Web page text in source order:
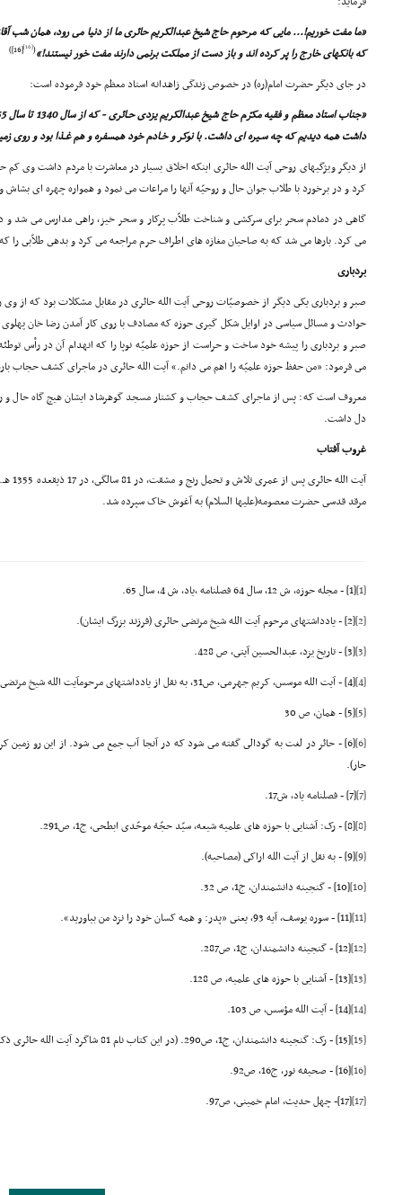
«ما مفت خوریم!... مایى که مرحوم حاج شیخ عبدالکریم حائرى ما از دنیا مى رود، همان شب
که بانکهاى خارج را پر کرده اند و باز دست از مملکت برنمى دارند مفت خور نیستند!»(
[16]
[16])
در جاى دیگر حضرت امام(ره) در خصوص زندگى زاهدانه استاد معظم خود فرموده است:
داشت همه دیدیم که چه سـیره اى داشت. با نوکر و خـادم خود همسفره و هم غـذا بود و روى
از دیگر ویژگیهاى روحى آیت الله حائرى اینکه اخلاق بسیار در معاشرت با مردم داشت وى کم
کرد و در برخورد با طلاب جوان حال و روحیّه آنها را مراعات مى نمود و همواره چهره اى
گاهى در دمادم سحر براى سرکشى و شناخت طلاّب پرکار و سحر خیز، راهى مدارس مى شد و
مى کرد. بارها مى شد که به صاحبان مغازه هاى اطراف حرم مراجعه مى کرد و بدهى طلاّبى را که
بردبارى
صبر و بردبارى یکى دیگر از خصوصیّات روحى آیت الله حائرى در مقابل مشکلات بود که از وى
حوادث و مسائل سیاسى در اوایل شکل گیرى حوزه که مصادف با روى کار آمدن رضا خان
صبر و بردبارى را پیشه خود ساخت و حراست از حوزه علمیّه نوپا را که انهدام آن در رأس
مى فرمود: «من حفظ حوزه علمیّه را اهم مى دانم.» آیت الله حائرى در ماجراى کشف حجاب
معروف است که: پس از ماجراى کشف حجاب و کشتار مسجد گوهرشاد ایشان هیچ گاه حال و
دل داشت.
غروب آفتاب
مرقد قدسى حضرت معصومه(علیها السلام) به آغوش خاک سپرده شد.
[1] [1] - مجله حوزه، ش 12، سال 64 فصلنامه ,یاد، ش 4، سال 65.
[2] [2] - یادداشتهاى مرحوم آیت الله شیخ مرتضى حائرى (فرزند بزرگ ایشان).
[3] [3] - تاریخ یزد، عبدالحسین آیتى، ص 428.
[4] [4] - آیت الله موسس، کریم جهرمى، ص31، به نقل از یادداشتهاى مرحومآیت الله شیخ مرتضى حائرى
[5] [5] - همان، ص 30
[6]
[6] - حائر در لغت به گودالى گفته مى شود که در آنجا آب جمع مى شود. از این رو زمین
حار).
[7] [7] - فصلنامه یاد، ش17.
[8] [8] - رک: آشنایى با حوزه هاى علمیه شیعه، سیّد حجّة موحّدى ابطحى، ج1، ص291.
[9] [9] - به نقل از آیت الله اراکى (مصاحبه).
[10]
[10] - گنجینه دانشمندان، ج1، ص 32.
[11]
[11] - سوره یوسف، آیه 93، یعنى «پدر: و همه کسان خود را نزد من بیاورید».
[12]
[12] - گنجینه دانشمندان، ج1، ص287.
[13]
[13] - آشنایى با حوزه هاى علمیه، ص 128.
[14]
[14] - آیت الله مؤسس، ص 103.
[15]
[15] - رک: گنجینه دانشمندان، ج1، ص290. (در این کتاب نام 81 شاگرد آیت الله حائرى ذکر شده است).
[16]
[16] - صحیفه نور، ج16، ص92.
[17]
[17]- چهل حدیث، امام خمینى، ص97.